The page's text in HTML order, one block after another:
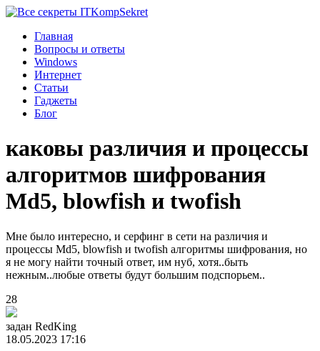
KompSekret
Главная
Вопросы и ответы
Windows
Интернет
Статьи
Гаджеты
Блог
каковы различия и процессы
алгоритмов шифрования
Md5, blowfish и twofish
Мне было интересно, и серфинг в сети на различия и
процессы Md5, blowfish и twofish алгоритмы шифрования, но
я не могу найти точный ответ, им нуб, хотя..быть
нежным..любые ответы будут большим подспорьем..
28
задан RedKing
18.05.2023 17:16